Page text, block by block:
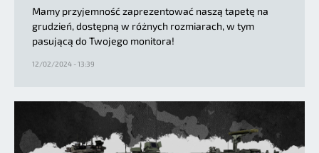
Mamy przyjemność zaprezentować naszą tapetę na
grudzień, dostępną w różnych rozmiarach, w tym
pasującą do Twojego monitora!
12/02/2024 - 13:39